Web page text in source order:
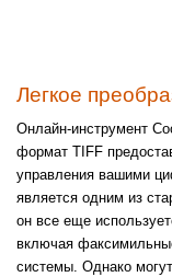
Легкое
Онлайн-инструмент
формат TIFF
управления вашими
является одним из
он все еще
включая
системы. Однако